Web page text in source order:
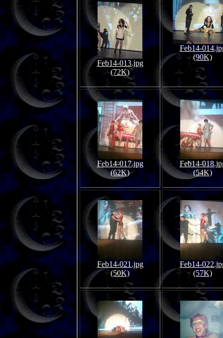
Feb14-013.jpg
(72K)
Feb14-
(90K)
Feb14-017.jpg
(62K)
Feb14-
(54K)
Feb14-021.jpg
(50K)
Feb14-
(57K)